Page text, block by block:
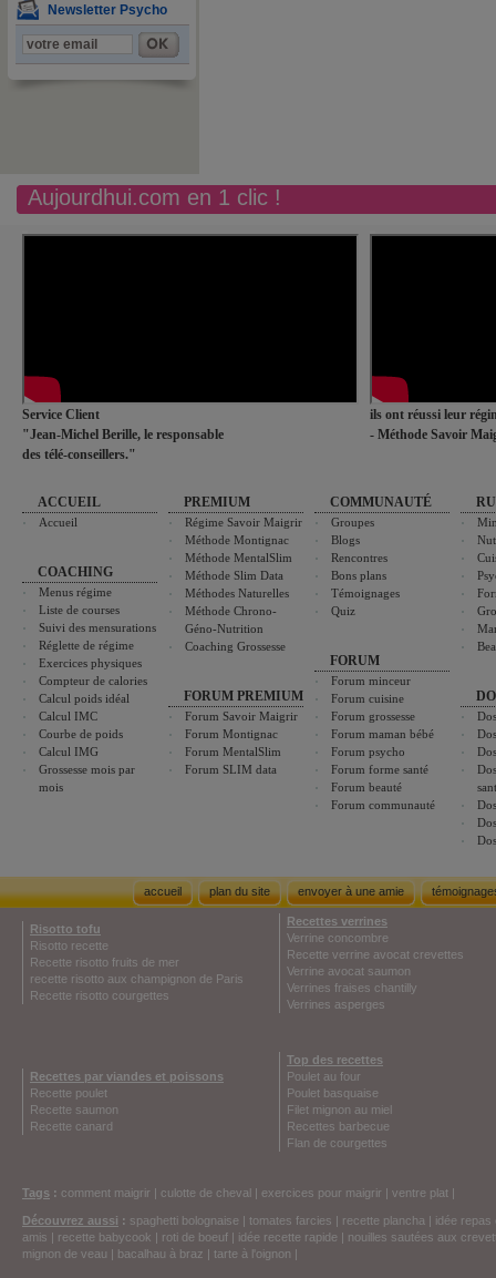
Newsletter Psycho
Aujourdhui.com en 1 clic !
Service Client
"Jean-Michel Berille, le responsable
des télé-conseillers."
ils ont réussi leur
- Méthode Savoir
ACCUEIL
Accueil
COACHING
Menus régime
Liste de courses
Suivi des mensurations
Réglette de régime
Exercices physiques
Compteur de calories
Calcul poids idéal
Calcul IMC
Courbe de poids
Calcul IMG
Grossesse mois par
mois
PREMIUM
Régime Savoir Maigrir
Méthode Montignac
Méthode MentalSlim
Méthode Slim Data
Méthodes Naturelles
Méthode Chrono-
Géno-Nutrition
Coaching Grossesse
FORUM PREMIUM
Forum Savoir Maigrir
Forum Montignac
Forum MentalSlim
Forum SLIM data
COMMUNAUTÉ
Groupes
Blogs
Rencontres
Bons plans
Témoignages
Quiz
FORUM
Forum minceur
Forum cuisine
Forum grossesse
Forum maman bébé
Forum psycho
Forum forme santé
Forum beauté
Forum communauté
accueil plan du site envoyer à une amie
Risotto tofu
Risotto recette
Recette risotto fruits de mer
recette risotto aux champignon de Paris
Recette risotto courgettes
Recettes verrines
Verrine concombre
Recette verrine avocat crevettes
Verrine avocat saumon
Verrines fraises chantilly
Verrines asperges
Recettes par viandes et poissons
Recette poulet
Recette saumon
Recette canard
Top des recettes
Poulet au four
Poulet basquaise
Filet mignon au miel
Recettes barbecue
Flan de courgettes
Tags : comment maigrir | culotte de cheval | exercices pour maigrir | ventre plat |
Découvrez aussi : spaghetti bolognaise | tomates farcies | recette plancha | idée repas
amis | recette babycook | roti de boeuf | idée recette rapide | nouilles sautées aux
mignon de veau | bacalhau à braz | tarte à l'oignon |